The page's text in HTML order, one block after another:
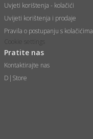
Uvjeti korištenja - kolačići
Uvijeti korištenja i prodaje
Pravila o postupanju s kolačićima
Cookie settings
Pratite nas
Kontaktirajte nas
D|Store